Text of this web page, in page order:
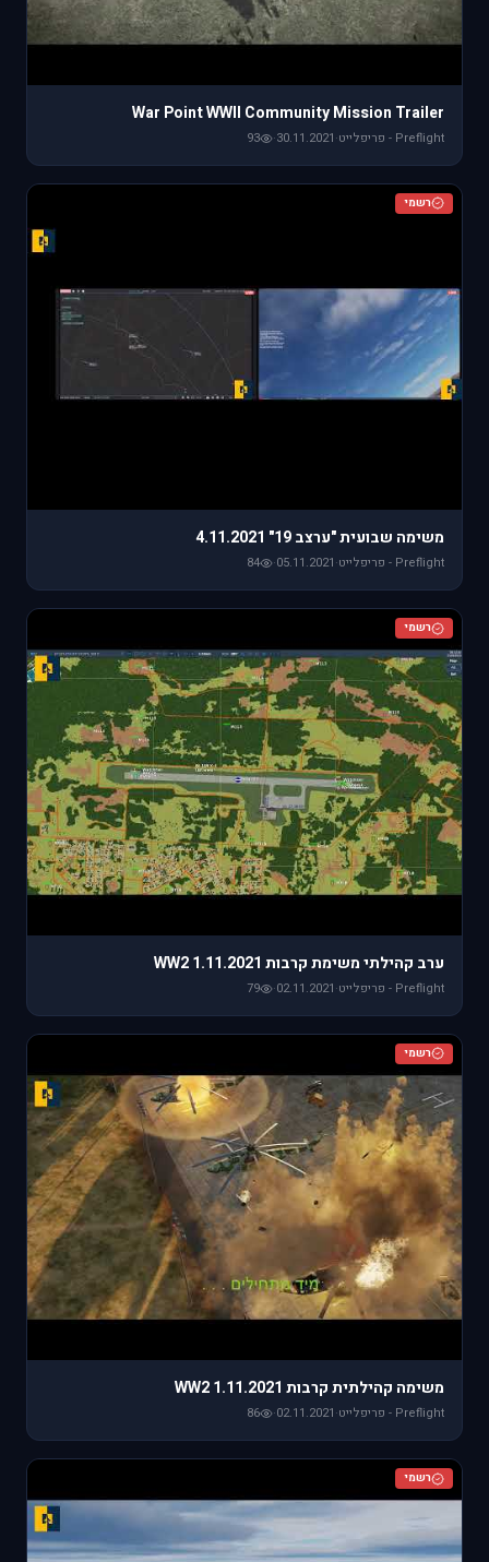
War Point WWII Community Mission Trailer
Preflight - פריפלייט ·
30.11.2021
·
93
רשמי
משימה שבועית "ערצב 19" 4.11.2021
Preflight - פריפלייט ·
05.11.2021
·
84
רשמי
ערב קהילתי משימת קרבות WW2 1.11.2021
Preflight - פריפלייט ·
02.11.2021
·
79
רשמי
משימה קהילתית קרבות WW2 1.11.2021
Preflight - פריפלייט ·
02.11.2021
·
86
רשמי